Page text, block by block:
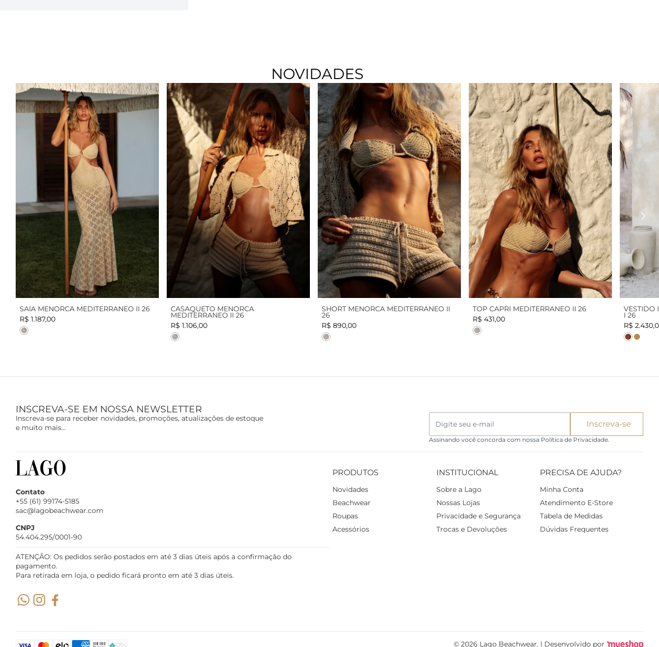
NOVIDADES
SAIA MENORCA MEDITERRANEO II 26
R$ 1.187,00
Cor
CASAQUETO MENORCA
MEDITERRANEO II 26
R$ 1.106,00
Cor
SHORT MENORCA MEDITERRANEO II
26
R$ 890,00
Cor
TOP CAPRI MEDITERRANEO II 26
R$ 431,00
Cor
VESTIDO
I 26
R$
CorCor
INSCREVA-SE EM NOSSA NEWSLETTER
Inscreva-se para receber novidades, promoções, atualizações de estoque
e muito mais...
Inscreva-se
Assinando você concorda com nossa Política de Privacidade.
Contato
+55 (61) 99174-5185
sac@lagobeachwear.com
CNPJ
54.404.295/0001-90
ATENÇÃO: Os pedidos serão postados em até 3 dias úteis após a confirmação do
pagamento.
Para retirada em loja, o pedido ficará pronto em até 3 dias úteis.
PRODUTOS
Novidades
Beachwear
Roupas
Acessórios
INSTITUCIONAL
Sobre a Lago
Nossas Lojas
Privacidade e Segurança
Trocas e Devoluções
PRECISA DE AJUDA?
Minha Conta
Atendimento E-Store
Tabela de Medidas
Dúvidas Frequentes
© 2026 Lago Beachwear. | Desenvolvido por